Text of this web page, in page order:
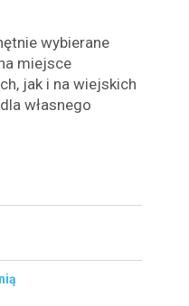
wybierane
miejsce
jak i na wiejskich
własnego